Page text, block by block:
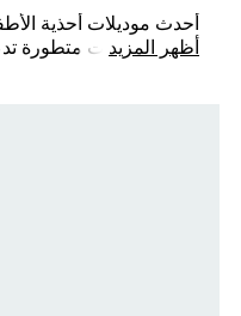
أحدث موديلات أحذية
مميزة وتقنيات متطورة
أظهر المزيد